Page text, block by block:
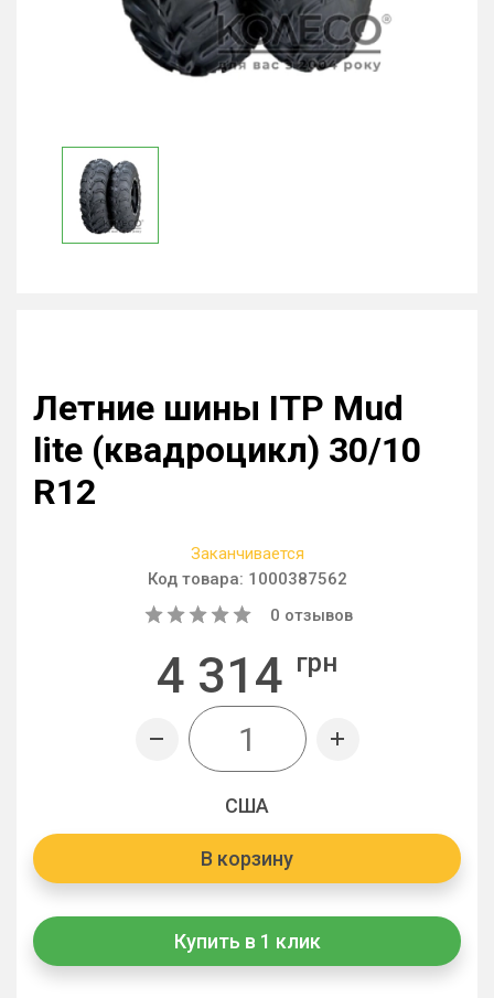
Летние шины ITP Mud
lite (квадроцикл) 30/10
R12
Заканчивается
Код товара: 1000387562
0 отзывов
4 314 грн
США
В корзину
Купить в 1 клик